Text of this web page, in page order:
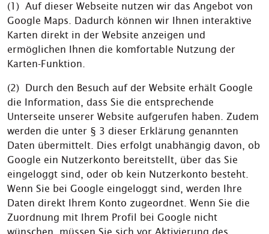
(1) Auf dieser Webseite nutzen wir das Angebot von
Google Maps. Dadurch können wir Ihnen interaktive
Karten direkt in der Website anzeigen und
ermöglichen Ihnen die komfortable Nutzung der
Karten-Funktion.
(2) Durch den Besuch auf der Website erhält Google
die Information, dass Sie die entsprechende
Unterseite unserer Website aufgerufen haben. Zudem
werden die unter § 3 dieser Erklärung genannten
Daten übermittelt. Dies erfolgt unabhängig davon, ob
Google ein Nutzerkonto bereitstellt, über das Sie
eingeloggt sind, oder ob kein Nutzerkonto besteht.
Wenn Sie bei Google eingeloggt sind, werden Ihre
Daten direkt Ihrem Konto zugeordnet. Wenn Sie die
Zuordnung mit Ihrem Profil bei Google nicht